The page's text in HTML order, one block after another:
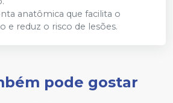
anatômica que facilita o
e reduz o risco de lesões.
pode gostar